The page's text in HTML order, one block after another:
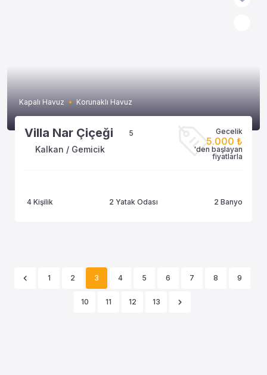
Kapalı Havuz Korunaklı Havuz
Villa Nar Çiçeği 5
Kalkan / Gemicik
Gecelik
5.000 ₺
'den başlayan
fiyatlarla
4 Kişilik 2 Yatak Odası 2 Banyo
1 2 3 4 5 6 7 8 9
10 11 12 13